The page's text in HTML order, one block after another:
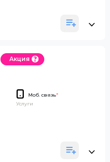
Акция
Моб. связь*
Услуги